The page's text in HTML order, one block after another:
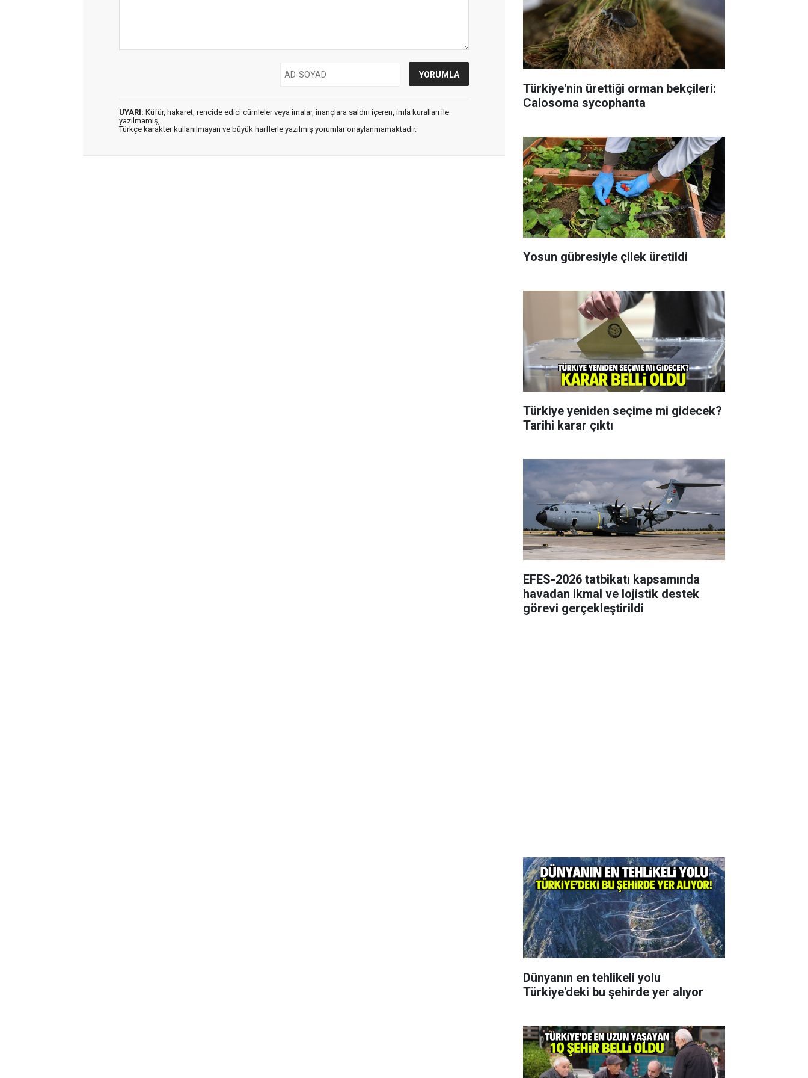
UYARI: Küfür, hakaret, rencide edici cümleler veya imalar, inançlara saldırı içeren, imla kuralları ile
yazılmamış,
Türkçe karakter kullanılmayan ve büyük harflerle yazılmış yorumlar onaylanmamaktadır.
Türkiye'nin ürettiği orman bekçileri:
Calosoma sycophanta
Yosun gübresiyle çilek üretildi
Türkiye yeniden seçime mi gidecek?
Tarihi karar çıktı
EFES-2026 tatbikatı kapsamında
havadan ikmal ve lojistik destek
görevi gerçekleştirildi
Dünyanın en tehlikeli yolu
Türkiye'deki bu şehirde yer alıyor